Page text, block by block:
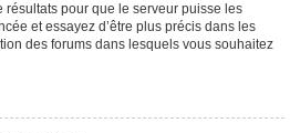
résultats pour que le serveur puisse les
et essayez d’être plus précis dans les
des forums dans lesquels vous souhaitez